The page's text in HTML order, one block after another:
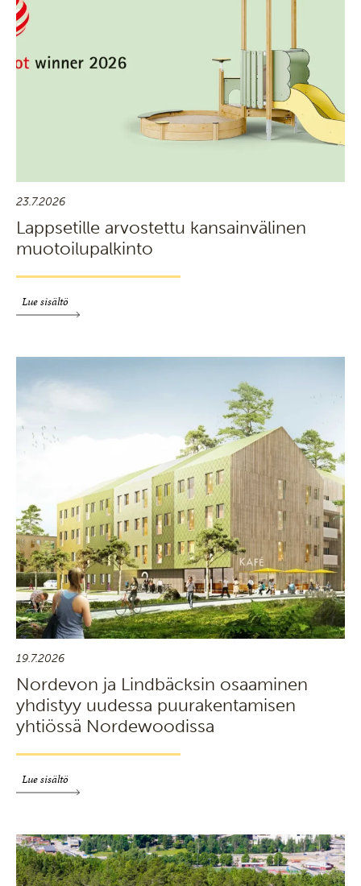
23.7.2026
Lappsetille arvostettu kansainvälinen
muotoilupalkinto
Lue sisältö
19.7.2026
Nordevon ja Lindbäcksin osaaminen
yhdistyy uudessa puurakentamisen
yhtiössä Nordewoodissa
Lue sisältö